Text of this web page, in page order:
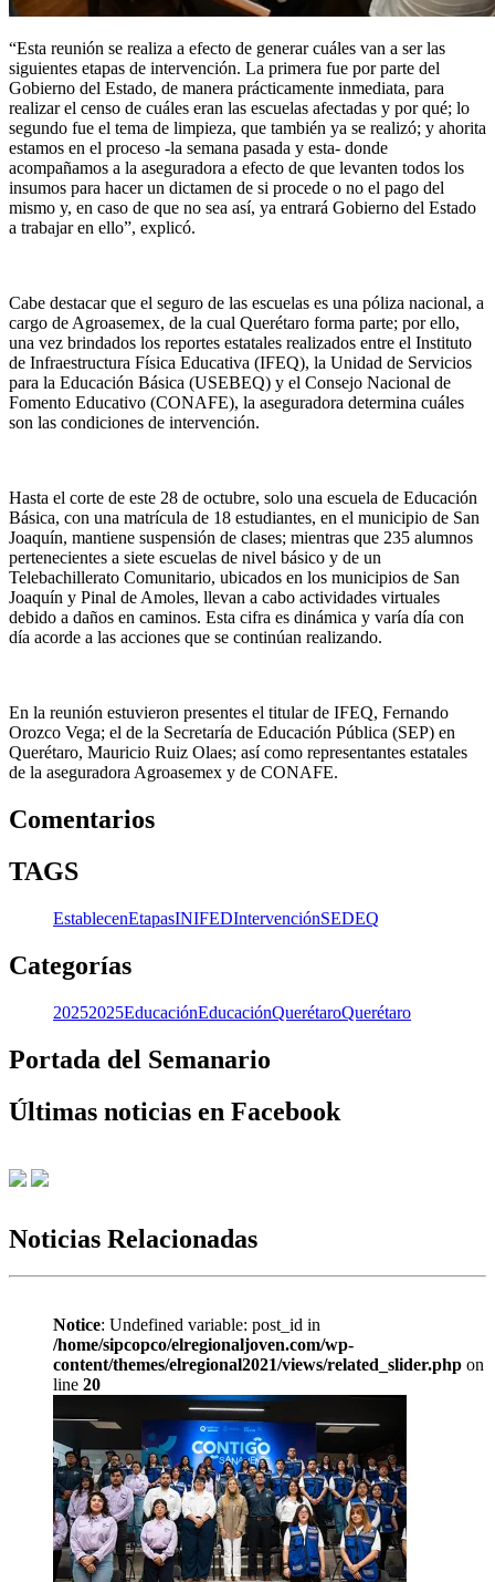
“Esta reunión se realiza a efecto de generar cuáles van a ser las
siguientes etapas de intervención. La primera fue por parte del
Gobierno del Estado, de manera prácticamente inmediata, para
realizar el censo de cuáles eran las escuelas afectadas y por qué; lo
segundo fue el tema de limpieza, que también ya se realizó; y ahorita
estamos en el proceso -la semana pasada y esta- donde
acompañamos a la aseguradora a efecto de que levanten todos los
insumos para hacer un dictamen de si procede o no el pago del
mismo y, en caso de que no sea así, ya entrará Gobierno del Estado
a trabajar en ello”, explicó.
Cabe destacar que el seguro de las escuelas es una póliza nacional, a
cargo de Agroasemex, de la cual Querétaro forma parte; por ello,
una vez brindados los reportes estatales realizados entre el Instituto
de Infraestructura Física Educativa (IFEQ), la Unidad de Servicios
para la Educación Básica (USEBEQ) y el Consejo Nacional de
Fomento Educativo (CONAFE), la aseguradora determina cuáles
son las condiciones de intervención.
Hasta el corte de este 28 de octubre, solo una escuela de Educación
Básica, con una matrícula de 18 estudiantes, en el municipio de San
Joaquín, mantiene suspensión de clases; mientras que 235 alumnos
pertenecientes a siete escuelas de nivel básico y de un
Telebachillerato Comunitario, ubicados en los municipios de San
Joaquín y Pinal de Amoles, llevan a cabo actividades virtuales
debido a daños en caminos. Esta cifra es dinámica y varía día con
día acorde a las acciones que se continúan realizando.
En la reunión estuvieron presentes el titular de IFEQ, Fernando
Orozco Vega; el de la Secretaría de Educación Pública (SEP) en
Querétaro, Mauricio Ruiz Olaes; así como representantes estatales
de la aseguradora Agroasemex y de CONAFE.
Comentarios
TAGS
EstablecenEtapasINIFEDIntervenciónSEDEQ
Categorías
20252025EducaciónEducaciónQuerétaroQuerétaro
Portada del Semanario
Últimas noticias en Facebook
Noticias Relacionadas
Notice: Undefined variable: post_id in
/home/sipcopco/elregionaljoven.com/wp-
content/themes/elregional2021/views/related_slider.php on
line 20